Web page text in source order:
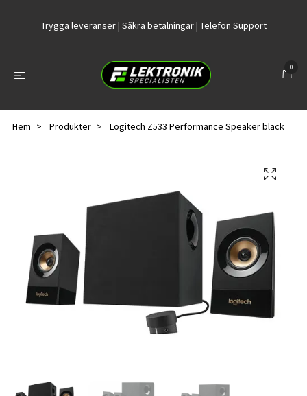
Trygga leveranser | Säkra betalningar | Telefon Support
0
Hem Produkter Logitech Z533 Performance Speaker black